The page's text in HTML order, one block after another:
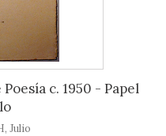
c. 1950 - Papel
Julio